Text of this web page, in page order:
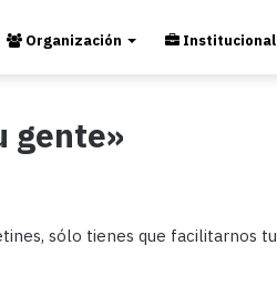
Organización Institucional
gente»
sólo tienes que facilitarnos tu